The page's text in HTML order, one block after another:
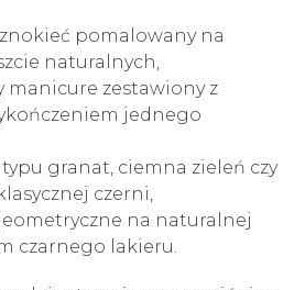
pomalowany na
naturalnych,
manicure zestawiony z
jednego
granat, ciemna zieleń czy
czerni,
na naturalnej
czarnego lakieru.